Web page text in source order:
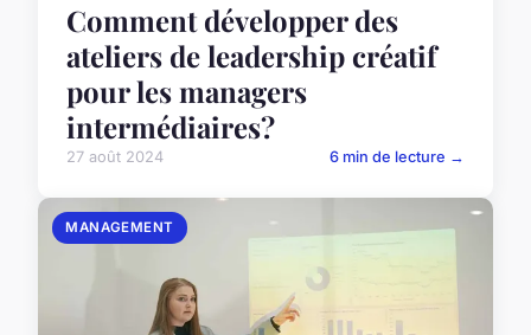
Comment développer des
ateliers de leadership créatif
pour les managers
intermédiaires?
27 août 2024 6 min de lecture →
MANAGEMENT